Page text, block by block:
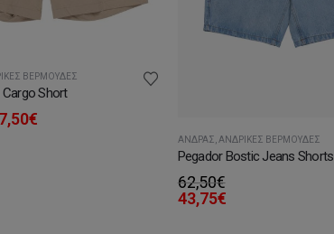
ΒΕΡΜΟΎΔΕΣ
Short
€Η
ΆΝΔΡΑΣ,ΑΝΔΡΙΚΈΣ ΒΕΡΜΟΎΔΕΣ
Pegador Bostic Jeans Shorts
62,50€
43,75€